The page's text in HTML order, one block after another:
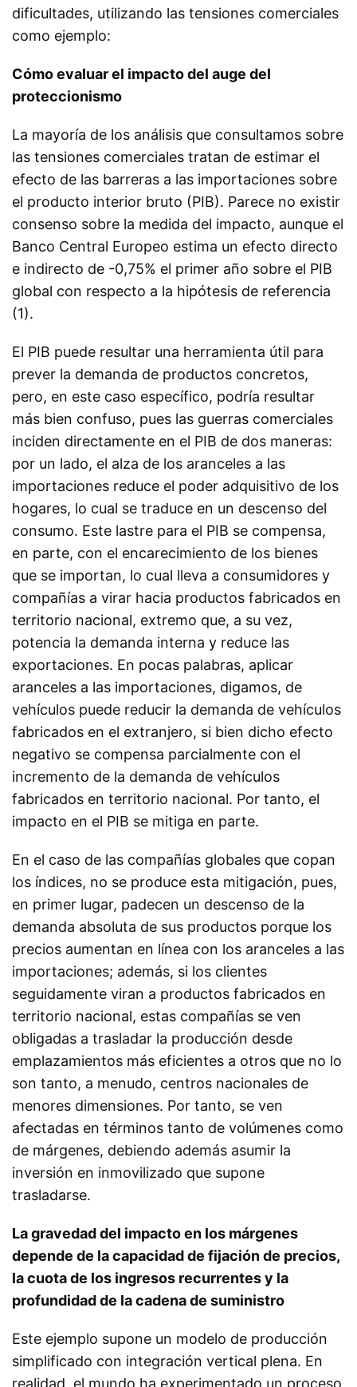
dificultades, utilizando las tensiones comerciales
como ejemplo:
Cómo evaluar el impacto del auge del
proteccionismo
La mayoría de los análisis que consultamos sobre
las tensiones comerciales tratan de estimar el
efecto de las barreras a las importaciones sobre
el producto interior bruto (PIB). Parece no existir
consenso sobre la medida del impacto, aunque el
Banco Central Europeo estima un efecto directo
e indirecto de -0,75% el primer año sobre el PIB
global con respecto a la hipótesis de referencia
(1).
El PIB puede resultar una herramienta útil para
prever la demanda de productos concretos,
pero, en este caso específico, podría resultar
más bien confuso, pues las guerras comerciales
inciden directamente en el PIB de dos maneras:
por un lado, el alza de los aranceles a las
importaciones reduce el poder adquisitivo de los
hogares, lo cual se traduce en un descenso del
consumo. Este lastre para el PIB se compensa,
en parte, con el encarecimiento de los bienes
que se importan, lo cual lleva a consumidores y
compañías a virar hacia productos fabricados en
territorio nacional, extremo que, a su vez,
potencia la demanda interna y reduce las
exportaciones. En pocas palabras, aplicar
aranceles a las importaciones, digamos, de
vehículos puede reducir la demanda de vehículos
fabricados en el extranjero, si bien dicho efecto
negativo se compensa parcialmente con el
incremento de la demanda de vehículos
fabricados en territorio nacional. Por tanto, el
impacto en el PIB se mitiga en parte.
En el caso de las compañías globales que copan
los índices, no se produce esta mitigación, pues,
en primer lugar, padecen un descenso de la
demanda absoluta de sus productos porque los
precios aumentan en línea con los aranceles a las
importaciones; además, si los clientes
seguidamente viran a productos fabricados en
territorio nacional, estas compañías se ven
obligadas a trasladar la producción desde
emplazamientos más eficientes a otros que no lo
son tanto, a menudo, centros nacionales de
menores dimensiones. Por tanto, se ven
afectadas en términos tanto de volúmenes como
de márgenes, debiendo además asumir la
inversión en inmovilizado que supone
trasladarse.
La gravedad del impacto en los márgenes
depende de la capacidad de fijación de precios,
la cuota de los ingresos recurrentes y la
profundidad de la cadena de suministro
Este ejemplo supone un modelo de producción
simplificado con integración vertical plena. En
realidad, el mundo ha experimentado un proceso